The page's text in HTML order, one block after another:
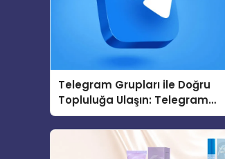
Telegram Grupları ile Doğru
Topluluğa Ulaşın: Telegram
Topluluğu Kurduktan Sonra İlk
Adım